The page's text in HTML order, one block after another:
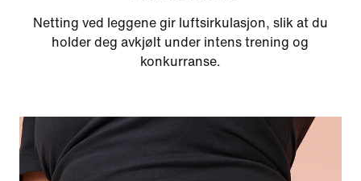
Netting ved leggene gir luftsirkulasjon, slik at du
holder deg avkjølt under intens trening og
konkurranse.